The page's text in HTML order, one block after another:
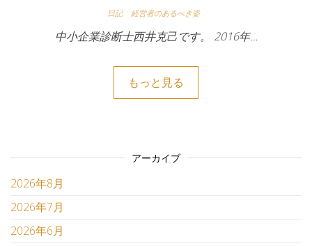
日記 経営者のあるべき姿
中小企業診断士西井克己です。 2016年…
もっと見る
アーカイブ
2026年8月
2026年7月
2026年6月